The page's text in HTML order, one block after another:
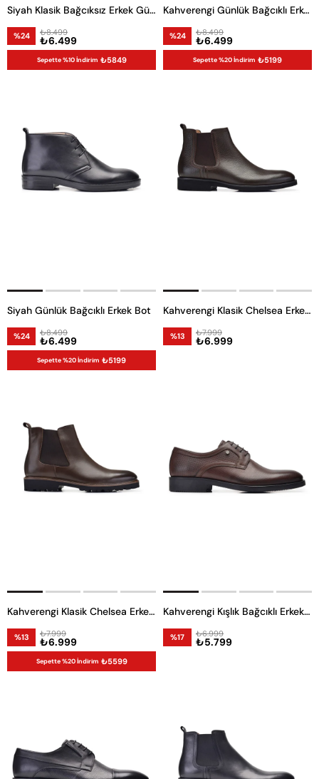
Siyah Klasik Bağcıksız Erkek Günlük Ayakkabı
%24 ₺6.499
₺8.499
Sepette %10 İndirim ₺5849
Kahverengi Günlük Bağcıklı Erkek Bot
%24 ₺6.499
₺8.499
Sepette %20 İndirim ₺5199
Siyah Günlük Bağcıklı Erkek Bot
%24 ₺6.499
₺8.499
Sepette %20 İndirim ₺5199
Kahverengi Klasik Chelsea Erkek Bot
%13 ₺6.999
₺7.999
Kahverengi Klasik Chelsea Erkek Bot
%13 ₺6.999
₺7.999
Sepette %20 İndirim ₺5599
Kahverengi Kışlık Bağcıklı Erkek Ayakkabı -12006-
%17 ₺5.799
₺6.999